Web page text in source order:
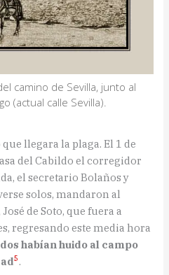
camino de Sevilla, junto al
(actual calle Sevilla).
llegara la plaga. El 1 de
del Cabildo el corregidor
el secretario Bolaños y
solos, mandaron al
de Soto, que fuera a
regresando este media hora
habían huido al campo
5 .